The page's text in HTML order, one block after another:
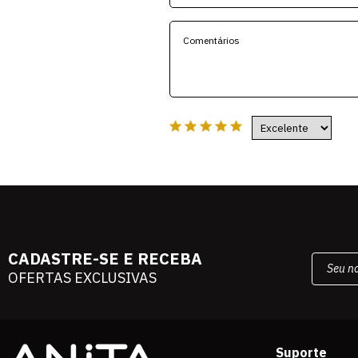
CADASTRE-SE E RECEBA
OFERTAS EXCLUSIVAS
Suporte